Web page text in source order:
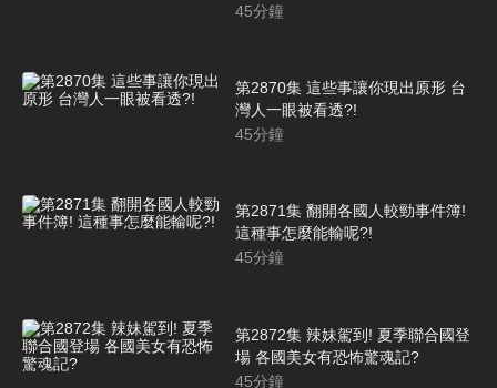
45分鐘
第2870集 這些事讓你現出原形 台
灣人一眼被看透?!
45分鐘
第2871集 翻開各國人較勁事件簿!
這種事怎麼能輸呢?!
45分鐘
第2872集 辣妹駕到! 夏季聯合國登
場 各國美女有恐怖驚魂記?
45分鐘